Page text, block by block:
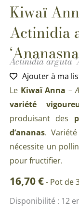
Kiwaï
Actinidia
Actinidia arguta
Ajouter à ma
Le Kiwaï Anna –
variété
produisant des
d’ananas.
nécessite un
pour fructifier.
16,70€- Pot de
Disponibilité : 12
quantité